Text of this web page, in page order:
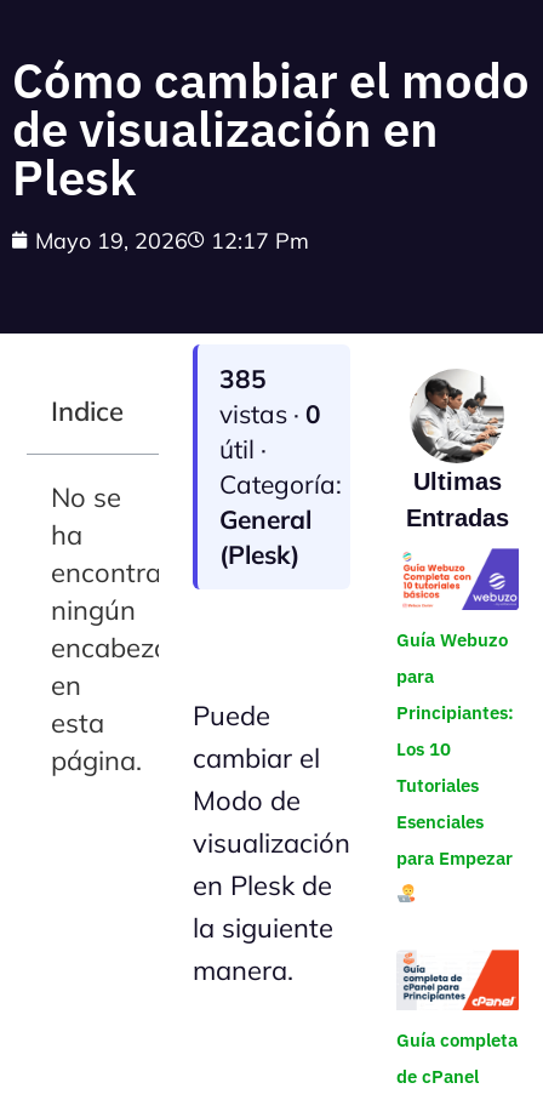
Cómo cambiar el modo
de visualización en
Plesk
Mayo 19, 2026 12:17 Pm
Indice
No se
ha
encontrado
ningún
encabezado
en
esta
página.
385
vistas ·0
útil ·
Categoría:
General
(Plesk)
Puede
cambiar el
Modo de
visualización
en Plesk de
la siguiente
manera.
Ultimas
Entradas
Guía Webuzo
para
Principiantes:
Los 10
Tutoriales
Esenciales
para Empezar
Guía completa
de cPanel